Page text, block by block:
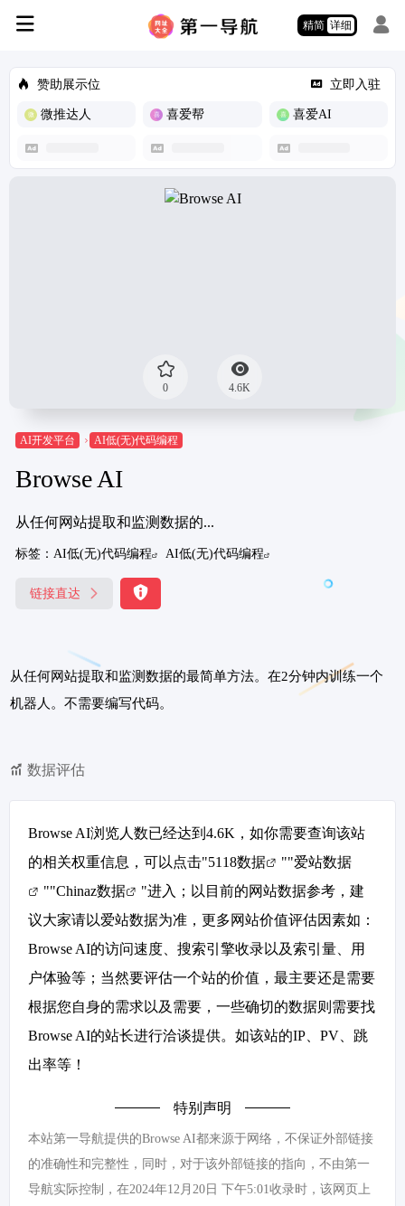
精简 详细
赞助展示位 立即入驻
微推达人 喜爱帮 喜爱AI
0 4.6K
AI开发平台 AI低(无)代码编程
Browse AI
从任何网站提取和监测数据的...
标签： AI低(无)代码编程 AI低(无)代码编程
链接直达
从任何网站提取和监测数据的最简单方法。在2分钟内训练一个
机器人。不需要编写代码。
数据评估
Browse AI浏览人数已经达到4.6K，如你需要查询该站
的相关权重信息，可以点击"5118数据 ""爱站数据
""Chinaz数据
"进入；以目前的网站数据参考，建
议大家请以爱站数据为准，更多网站价值评估因素如：
Browse AI的访问速度、搜索引擎收录以及索引量、用
户体验等；当然要评估一个站的价值，最主要还是需要
根据您自身的需求以及需要，一些确切的数据则需要找
Browse AI的站长进行洽谈提供。如该站的IP、PV、跳
出率等！
特别声明
本站第一导航提供的Browse AI都来源于网络，不保证外部链接
的准确性和完整性，同时，对于该外部链接的指向，不由第一
导航实际控制，在2024年12月20日 下午5:01收录时，该网页上